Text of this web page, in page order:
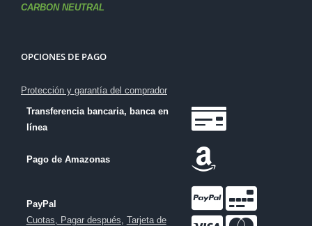
CARBON NEUTRAL
OPCIONES DE PAGO
Protección y garantía del comprador
Transferencia bancaria, banca en
línea
Pago de Amazonas
PayPal
Cuotas, Pagar después Tarjeta de